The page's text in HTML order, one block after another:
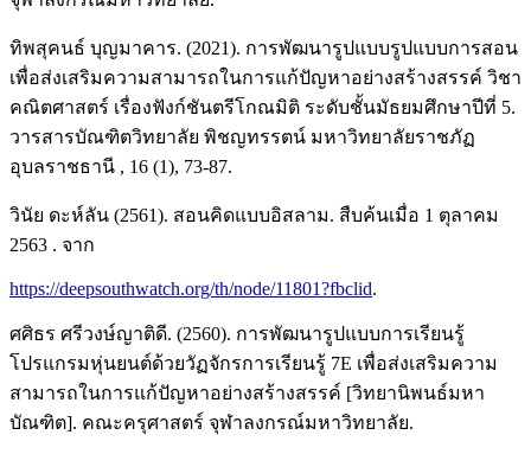
ทิพสุคนธ์ บุญมาคาร. (2021). การพัฒนารูปแบบรูปแบบการสอน
เพื่อส่งเสริมความสามารถในการแก้ปัญหาอย่างสร้างสรรค์ วิชา
คณิตศาสตร์ เรื่องฟังก์ชันตรีโกณมิติ ระดับชั้นมัธยมศึกษาปีที่ 5.
วารสารบัณฑิตวิทยาลัย พิชญทรรตน์ มหาวิทยาลัยราชภัฏ
อุบลราชธานี , 16 (1), 73-87.
วินัย ดะห์ลัน (2561). สอนคิดแบบอิสลาม. สืบค้นเมื่อ 1 ตุลาคม
2563 . จาก
https://deepsouthwatch.org/th/node/11801?fbclid.
ศศิธร ศรีวงษ์ญาติดี. (2560). การพัฒนารูปแบบการเรียนรู้
โปรแกรมหุ่นยนต์ด้วยวัฏจักรการเรียนรู้ 7E เพื่อส่งเสริมความ
สามารถในการแก้ปัญหาอย่างสร้างสรรค์ [วิทยานิพนธ์มหา
บัณฑิต]. คณะครุศาสตร์ จุฬาลงกรณ์มหาวิทยาลัย.